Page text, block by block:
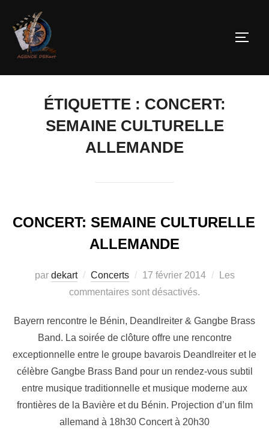
ÉTIQUETTE : CONCERT:
SEMAINE CULTURELLE
ALLEMANDE
CONCERT: SEMAINE CULTURELLE
ALLEMANDE
par dekart Concerts 17 février 2014
Les
commentaires sont désactivés.
Bayern rencontre le Bénin, Deandlreiter & Gangbe Brass
Band. La soirée de clôture offre une rencontre
exceptionnelle entre le groupe bavarois Deandlreiter et le
célèbre Gangbe Brass Band pour un rendez-vous subtil
entre musique traditionnelle et musique moderne aux
frontières de la Bavière et du Bénin. Projection d’un film
allemand à 18h30 Concert à 20h30